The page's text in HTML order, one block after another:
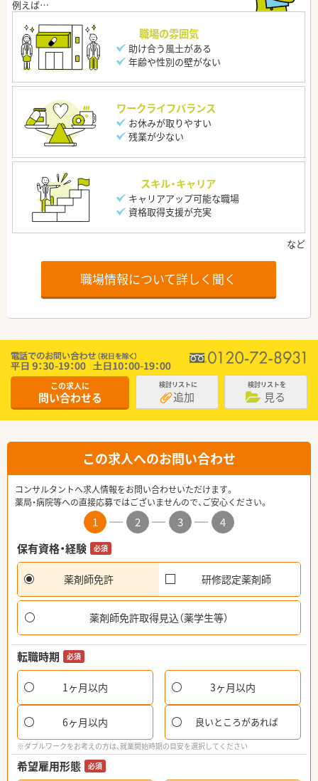
職場の雰囲気
助け合う風土がある
年齢や性別の壁がない
ワークライフバランス
お休みが取りやすい
残業が少ない
スキル・キャリア
キャリアアップ可能な職場
資格取得支援が充実
職場情報について詳しく聞く
この求人に
問い合わせる
検討リストに
追加
検討リストを
見る
この求人へのお問い合わせ
コンサルタントへ求人情報をお問い合わせいただけます。
薬局・病院等への直接応募ではございませんので、ご安心ください。
1 2 3
4
保有資格・経験
必須
薬剤師免許 研修認定薬剤師
薬剤師免許取得見込（薬学生等）
転職時期 必須
1ヶ月以内 3ヶ月以内
6ヶ月以内 良いところがあれば
※ダブルワークをお考えの方は、就業開始時期の目安を選択してください
希望雇用形態 必須